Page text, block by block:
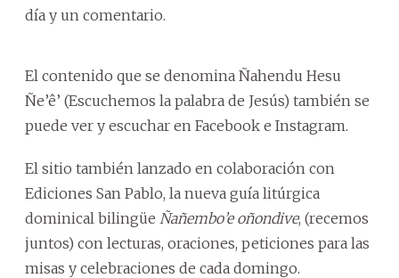
día y un comentario.
El contenido que se denomina Ñahendu Hesu
Ñe’ê’ (Escuchemos la palabra de Jesús) también se
puede ver y escuchar en Facebook e Instagram.
El sitio también lanzado en colaboración con
Ediciones San Pablo, la nueva guía litúrgica
dominical bilingüe Ñañembo’e oñondive, (recemos
juntos) con lecturas, oraciones, peticiones para las
misas y celebraciones de cada domingo.